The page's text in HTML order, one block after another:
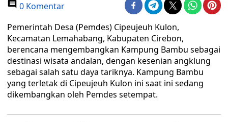
0 Komentar
Pemerintah Desa (Pemdes) Cipeujeuh Kulon,
Kecamatan Lemahabang, Kabupaten Cirebon,
berencana mengembangkan Kampung Bambu sebagai
destinasi wisata andalan, dengan kesenian angklung
sebagai salah satu daya tariknya. Kampung Bambu
yang terletak di Cipeujeuh Kulon ini saat ini sedang
dikembangkan oleh Pemdes setempat.